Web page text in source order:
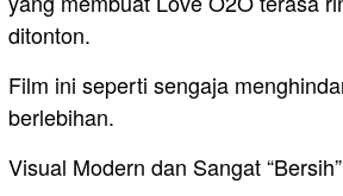
ditonton.
Film ini seperti sengaja
berlebihan.
Visual Modern dan Sangat “Bersih”